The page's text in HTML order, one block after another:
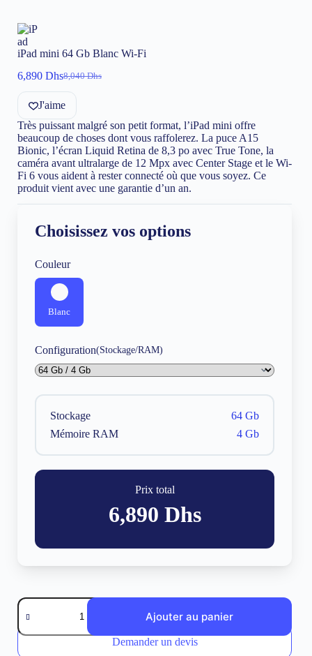
iPad mini 64 Gb Blanc Wi-Fi
8,040Dhs
Le
prix
initial
était :
8,040 Dhs.
6,890 DhsLe
prix
actuel
est :
6,890 Dhs.
J'aime
Très puissant malgré son petit format, l’iPad mini offre
beaucoup de choses dont vous raffolerez. La puce A15
Bionic, l’écran Liquid Retina de 8,3 po avec True Tone, la
caméra avant ultralarge de 12 Mpx avec Center Stage et le Wi-
Fi 6 vous aident à rester connecté où que vous soyez. Ce
produit vient avec une garantie d’un an.
Choisissez vos options
Couleur
Blanc
Configuration(Stockage/RAM)
Stockage
64 Gb
Mémoire RAM
4 Gb
Prix total
6,890 Dhs
quantité
de
iPad
mini
64
Ajouter au panier
Demander un devis